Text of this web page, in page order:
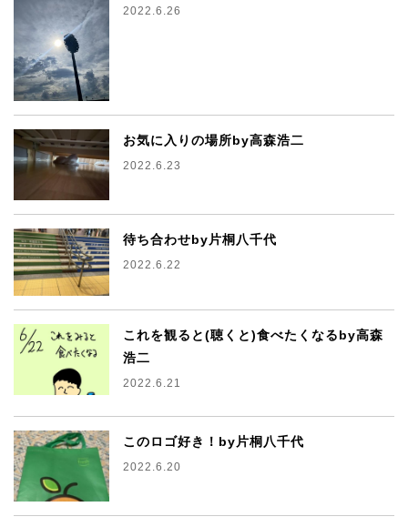
2022.6.26
お気に入りの場所by高森浩二
2022.6.23
待ち合わせby片桐八千代
2022.6.22
これを観ると(聴くと)食べたくなるby高森
浩二
2022.6.21
このロゴ好き！by片桐八千代
2022.6.20